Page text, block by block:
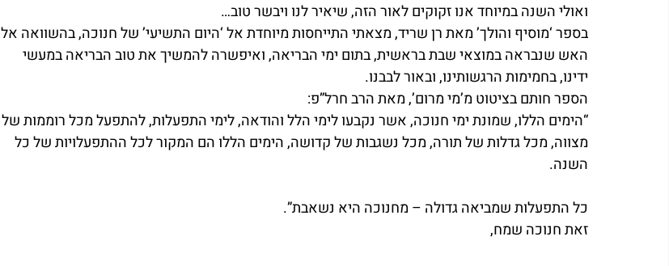
ואולי השנה במיוחד אנו זקוקים לאור הזה, שיאיר לנו ויבשר טוב…
בספר ‘מוסיף והולך’ מאת רן שריד, מצאתי התייחסות מיוחדת אל ‘היום התשיעי’ של חנוכה, בהשוואה אל
האש שנבראה במוצאי שבת בראשית, בתום ימי הבריאה, ואיפשרה להמשיך את טוב הבריאה במעשי
ידינו, בחמימות הרגשותינו, ובאור לבבנו.
הספר חותם בציטוט מ’מי מרום’, מאת הרב חרל”פ:
“הימים הללו, שמונת ימי חנוכה, אשר נקבעו לימי הלל והודאה, לימי התפעלות, להתפעל מכל רוממות של
מצווה, מכל גדלות של תורה, מכל נשגבות של קדושה, הימים הללו הם המקור לכל ההתפעלויות של כל
השנה.
כל התפעלות שמביאה גדולה – מחנוכה היא נשאבת”.
זאת חנוכה שמח,